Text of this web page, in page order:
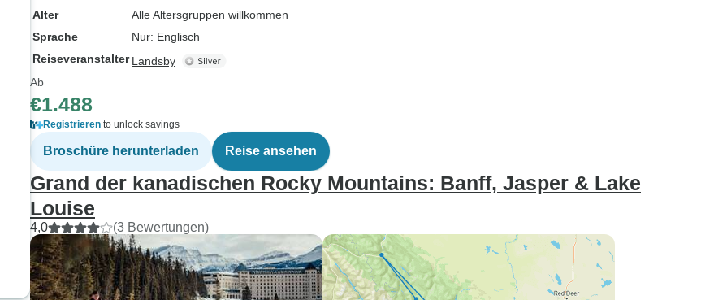
Alter
Alle Altersgruppen willkommen
Sprache
Nur: Englisch
Reiseveranstalter Landsby
Ab
€1.488
Registrieren to unlock savings
Broschüre herunterladen Reise ansehen
Grand der kanadischen Rocky Mountains: Banff, Jasper & Lake
Louise
4,0 (3 Bewertungen)